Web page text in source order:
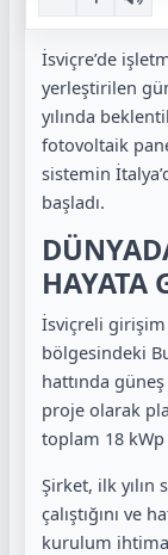
İsviçre’de
yerleştirilen
yılında
fotovoltaik
sistemin
başladı.
HAYATA
İsviçreli girişim
bölgesindeki
hattında
proje olarak
toplam 18
Şirket, ilk
çalıştığını ve
kurulum